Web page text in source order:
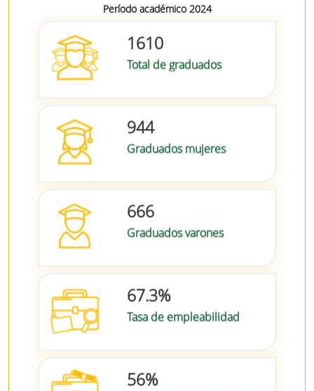
Período académico 2024
1610
Total de graduados
944
Graduados mujeres
666
Graduados varones
67.3%
Tasa de empleabilidad
56%